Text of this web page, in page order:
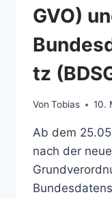
GVO)
tz
Von Tobias 10.
Ab dem
nach der